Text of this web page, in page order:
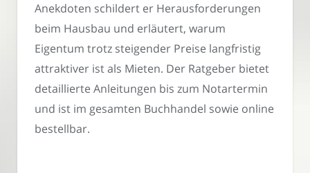
Anekdoten schildert er Herausforderungen
beim Hausbau und erläutert, warum
Eigentum trotz steigender Preise langfristig
attraktiver ist als Mieten. Der Ratgeber bietet
detaillierte Anleitungen bis zum Notartermin
und ist im gesamten Buchhandel sowie online
bestellbar.